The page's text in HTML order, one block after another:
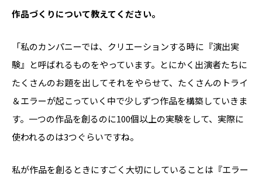
――作品づくりについて教えてください。
「私のカンパニーでは、クリエーションする時に『演出実
験』と呼ばれるものをやっています。とにかく出演者たちに
たくさんのお題を出してそれをやらせて、たくさんのトライ
＆エラーが起こっていく中で少しずつ作品を構築していきま
す。一つの作品を創るのに100個以上の実験をして、実際に
使われるのは3つぐらいですね。
私が作品を創るときにすごく大切にしていることは『エラー